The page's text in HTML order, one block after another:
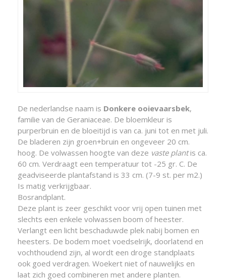
De nederlandse naam is Donkere ooievaarsbek,
familie van de Geraniaceae. De bloemkleur is
purperbruin en de bloeitijd is van ca. juni tot en met juli.
De bladeren zijn groen+bruin en ongeveer 20 cm.
hoog. De volwassen hoogte van deze vaste plantis ca.
60 cm. Verdraagt een temperatuur tot -25 gr. C. De
geadviseerde plantafstand is 33 cm. (7-9 st. per m2.)
Is matig verkrijgbaar.
Bosrandplant.
Deze plant is zeer geschikt voor vrij open tuinen met
slechts een enkele volwassen boom of heester.
Verlangt een licht beschaduwde plek nabij bomen en
heesters. De bodem moet voedselrijk, doorlatend en
vochthoudend zijn, al wordt een droge standplaats
ook goed verdragen. Woekert niet of nauwelijks en
laat zich goed combineren met andere planten.